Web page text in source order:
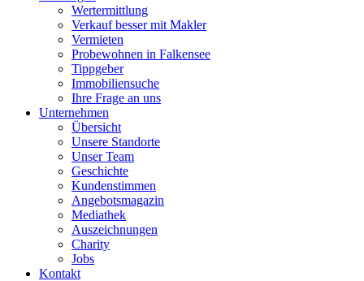
Wertermittlung
Verkauf besser mit Makler
Vermieten
Probewohnen in Falkensee
Tippgeber
Immobiliensuche
Ihre Frage an uns
Unternehmen
Übersicht
Unsere Standorte
Unser Team
Geschichte
Kundenstimmen
Angebotsmagazin
Mediathek
Auszeichnungen
Charity
Jobs
Kontakt